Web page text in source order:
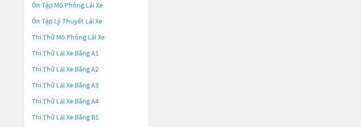
Ôn Tập Mô Phỏng Lái Xe
Ôn Tập Lý Thuyết Lái Xe
Thi Thử Mô Phỏng Lái Xe
Thi Thử Lái Xe Bằng A1
Thi Thử Lái Xe Bằng A2
Thi Thử Lái Xe Bằng A3
Thi Thử Lái Xe Bằng A4
Thi Thử Lái Xe Bằng B1